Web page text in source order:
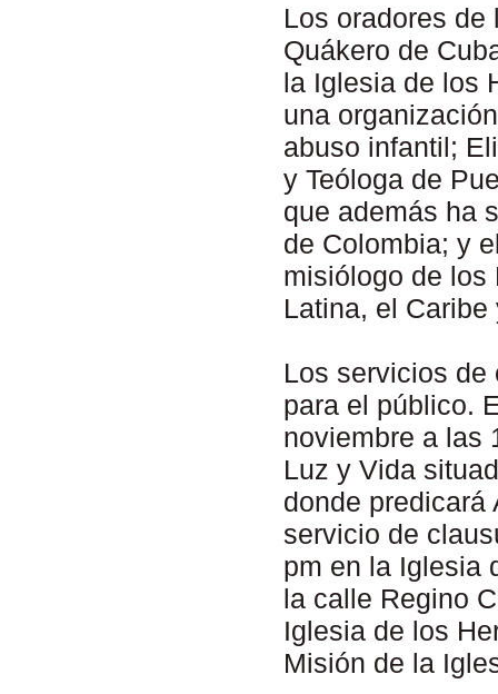
Los oradores
Quákero de
la Iglesia de los
una
abuso infantil;
y Teóloga de
que además ha
de Colombia; y
misiólogo de los
Latina, el
Los servicios de
para el público.
noviembre a las
Luz y Vida
donde predicará
servicio de
pm en la Iglesia
la calle Regino
Iglesia de los
Misión de la